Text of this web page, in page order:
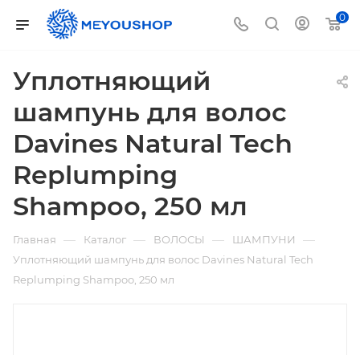
0
Уплотняющий
шампунь для волос
Davines Natural Tech
Replumping
Shampoo, 250 мл
Главная — Каталог — ВОЛОСЫ — ШАМПУНИ —
Уплотняющий шампунь для волос Davines Natural Tech
Replumping Shampoo, 250 мл